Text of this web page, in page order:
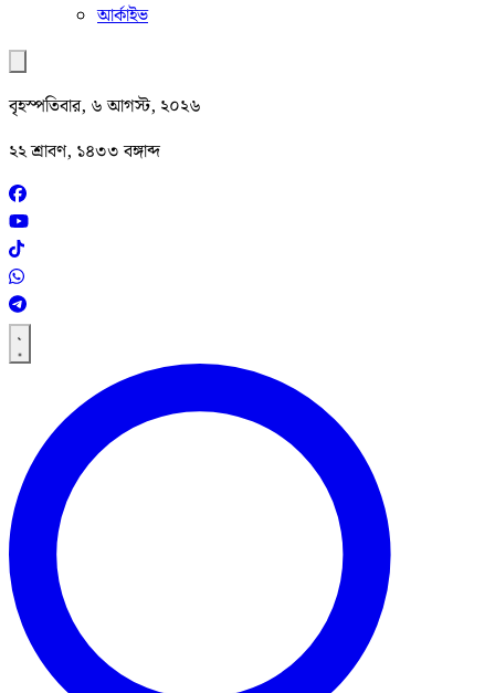
আর্কাইভ
বৃহস্পতিবার, ৬ আগস্ট, ২০২৬
২২ শ্রাবণ, ১৪৩৩ বঙ্গাব্দ